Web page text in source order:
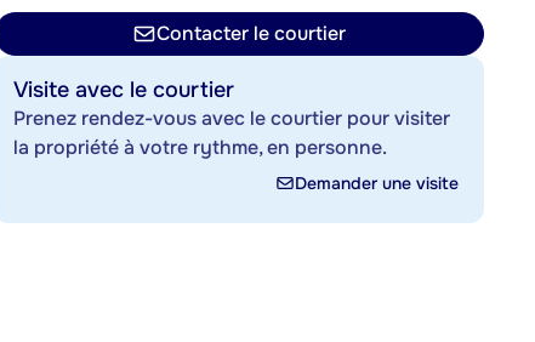
Contacter le courtier
Visite avec le courtier
Prenez rendez-vous avec le courtier pour visiter
la propriété à votre rythme, en personne.
Demander une visite